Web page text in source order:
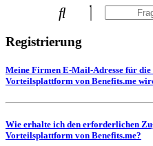
Registrierung
Meine Firmen E-Mail-Adresse für
Vorteilsplattform von Benefits.me
Wie erhalte ich den erforderlichen
Vorteilsplattform von Benefits.me?